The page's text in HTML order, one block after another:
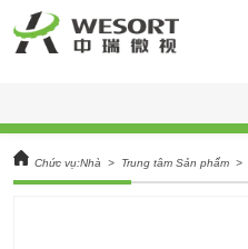
Chức vụ:Nhà > Trung tâm Sản phẩm >